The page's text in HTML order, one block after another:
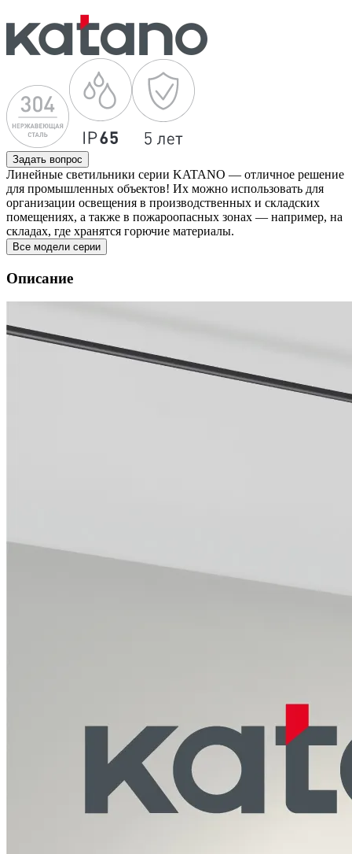
Задать вопрос
Линейные светильники серии KATANO — отличное решение
для промышленных объектов! Их можно использовать для
организации освещения в производственных и складских
помещениях, а также в пожароопасных зонах — например, на
складах, где хранятся горючие материалы.
Все модели серии
Описание